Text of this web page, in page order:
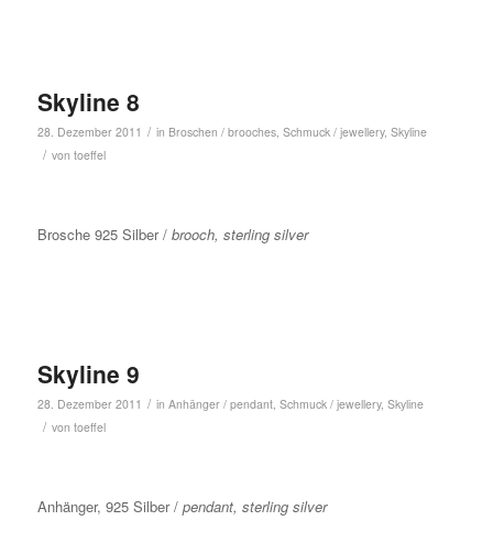
Skyline 8
28. Dezember 2011 / in Broschen / brooches, Schmuck / jewellery, Skyline
/ von toeffel
Brosche 925 Silber / brooch, sterling silver
Skyline 9
28. Dezember 2011 / in Anhänger / pendant, Schmuck / jewellery, Skyline
/ von toeffel
Anhänger, 925 Silber / pendant, sterling silver